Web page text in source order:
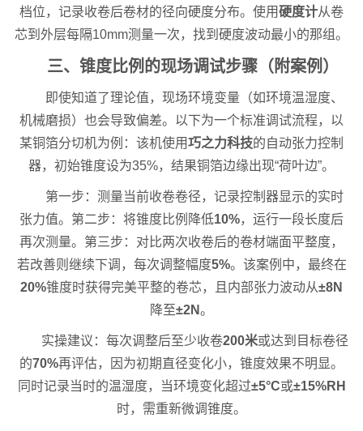
档位，记录收卷后卷材的径向硬度分布。使用硬度计从卷
芯到外层每隔10mm测量一次，找到硬度波动最小的那组。
三、锥度比例的现场调试步骤（附案例）
即使知道了理论值，现场环境变量（如环境温湿度、
机械磨损）也会导致偏差。以下为一个标准调试流程，以
某铜箔分切机为例：该机使用巧之力科技的自动张力控制
器，初始锥度设为35%，结果铜箔边缘出现“荷叶边”。
第一步：测量当前收卷卷径，记录控制器显示的实时
张力值。第二步：将锥度比例降低10%，运行一段长度后
再次测量。第三步：对比两次收卷后的卷材端面平整度，
若改善则继续下调，每次调整幅度5%。该案例中，最终在
20%锥度时获得完美平整的卷芯，且内部张力波动从±8N
降至±2N。
实操建议：每次调整后至少收卷200米或达到目标卷径
的70%再评估，因为初期直径变化小，锥度效果不明显。
同时记录当时的温湿度，当环境变化超过±5°C或±15%RH
时，需重新微调锥度。